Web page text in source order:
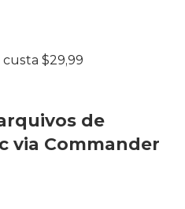
$29,99
de
via Commander